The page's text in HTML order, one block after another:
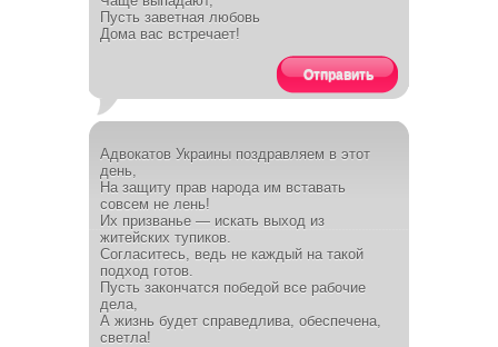
Пусть заветная любовь
Дома вас встречает!
Отправить
Адвокатов Украины поздравляем в этот
день,
На защиту прав народа им вставать
совсем не лень!
Их призванье — искать выход из
житейских тупиков.
Согласитесь, ведь не каждый на такой
подход готов.
Пусть закончатся победой все рабочие
дела,
А жизнь будет справедлива, обеспечена,
светла!